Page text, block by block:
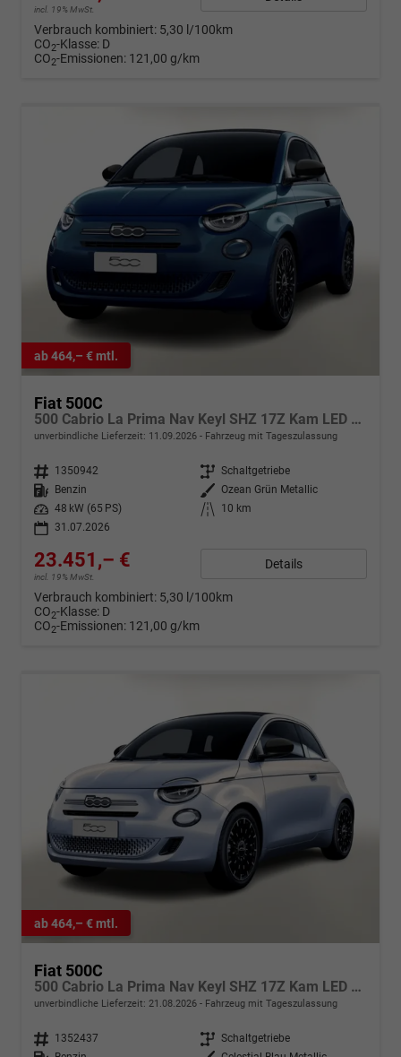
incl. 19% MwSt.
Verbrauch kombiniert: 5,30 l/100km
CO2-Klasse: D
CO2-Emissionen: 121,00 g/km
ab 464,– € mtl.
Fiat 500C
500 Cabrio La Prima Nav Keyl SHZ 17Z Kam LED Car
unverbindliche Lieferzeit: 11.09.2026 Fahrzeug mit Tageszulassung
Fahrzeugnr. 1350942 Getriebe Schaltgetriebe
Kraftstoff
Benzin Außenfarbe Ozean Grün Metallic
Leistung
48 kW (65 PS) Kilometerstand
10 km
31.07.2026
23.451,– €
incl. 19% MwSt.
Details
Verbrauch kombiniert: 5,30 l/100km
CO2-Klasse: D
CO2-Emissionen: 121,00 g/km
ab 464,– € mtl.
Fiat 500C
500 Cabrio La Prima Nav Keyl SHZ 17Z Kam LED Car
unverbindliche Lieferzeit: 21.08.2026 Fahrzeug mit Tageszulassung
Fahrzeugnr. 1352437 Getriebe Schaltgetriebe